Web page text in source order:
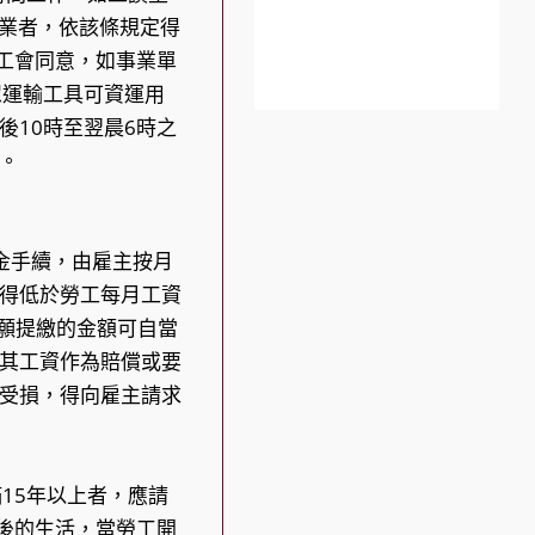
者，依該條規定得
會同意，如事業單
輸工具可資運用
10時至翌晨6時之
續，由雇主按月
低於勞工每月工資
提繳的金額可自當
工資作為賠償或要
損，得向雇主請求
年以上者，應請
的生活，當勞工開